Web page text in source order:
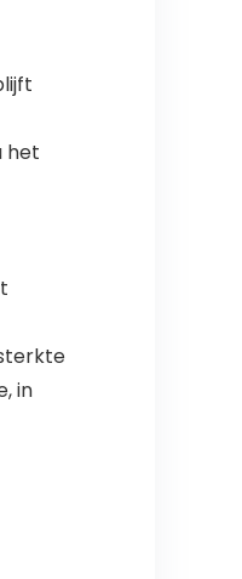
het
in